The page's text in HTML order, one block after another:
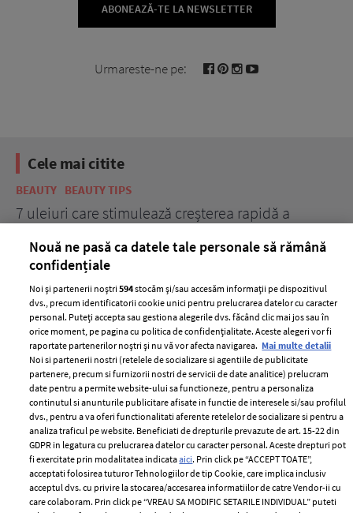
ABONEAZĂ-TE LA NEWSLETTER
Urmareste-ne pe:
Cele mai citite
BEAUTY BEAUTY TIPS
7 uleiuri care stimulează creșterea rapidă a
ELLE Style Awards
2024
Despre ELLE
Romania
Contact
Abonamente
Termeni si conditii
Politica de
confidențialitate
Politica de cookies
Publicitate
Nouă ne pasă ca datele tale personale să rămână
confidențiale
Noi și partenerii noștri594stocăm și/sau accesăm informații pe dispozitivul
dvs., precum identificatorii cookie unici pentru prelucrarea datelor cu caracter
personal. Puteți accepta sau gestiona alegerile dvs. făcând clic mai jos sau în
orice moment, pe pagina cu politica de confidențialitate. Aceste alegeri vor fi
raportate partenerilor noștri și nu vă vor afecta navigarea. Mai multe detalii
Noi si partenerii nostri (retelele de socializare si agentiile de publicitate
partenere, precum si furnizorii nostri de servicii de date analitice) prelucram
date pentru a permite website-ului sa functioneze, pentru a personaliza
continutul si anunturile publicitare afisate in functie de interesele si/sau profilul
dvs., pentru a va oferi functionalitati aferente retelelor de socializare si pentru a
analiza traficul pe website. Beneficiati de drepturile prevazute de art. 15-22 din
GDPR in legatura cu prelucrarea datelor cu caracter personal. Aceste drepturi pot
fi exercitate prin modalitatea indicataaici. Prin click pe “ACCEPT TOATE”,
acceptati folosirea tuturor Tehnologiilor de tip Cookie, care implica inclusiv
acceptul dvs. cu privire la stocarea/accesarea informatiilor de catre Vendor-ii cu
care colaboram. Prin click pe “VREAU SA MODIFIC SETARILE INDIVIDUAL” puteti